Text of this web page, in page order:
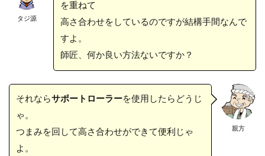
タジ源
を重ねて
高さ合わせをしているのですが結構手間なんで
すよ。
師匠、何か良い方法ないですか？
親方
それならサポートローラーを使用したらどうじ
ゃ。
つまみを回して高さ合わせができて便利じゃ
よ。